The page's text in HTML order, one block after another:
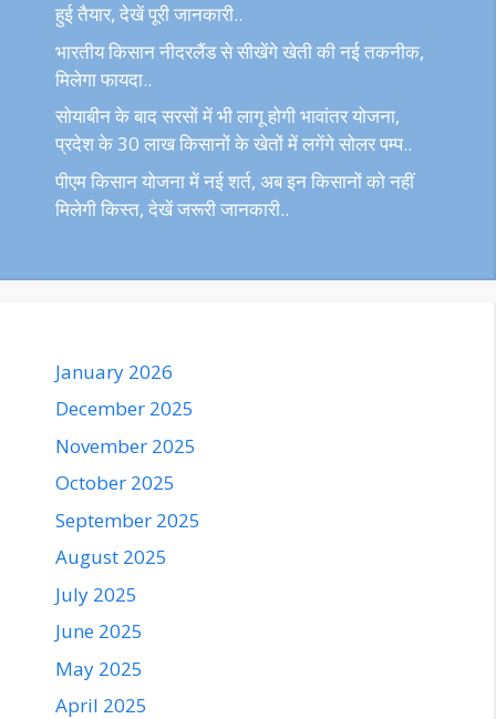
हुई तैयार, देखें पूरी जानकारी..
भारतीय किसान नीदरलैंड से सीखेंगे खेती की नई तकनीक,
मिलेगा फायदा..
सोयाबीन के बाद सरसों में भी लागू होगी भावांतर योजना,
प्रदेश के 30 लाख किसानों के खेतों में लगेंगे सोलर पम्प..
पीएम किसान योजना में नई शर्त, अब इन किसानों को नहीं
मिलेगी किस्त, देखें जरूरी जानकारी..
January 2026
December 2025
November 2025
October 2025
September 2025
August 2025
July 2025
June 2025
May 2025
April 2025